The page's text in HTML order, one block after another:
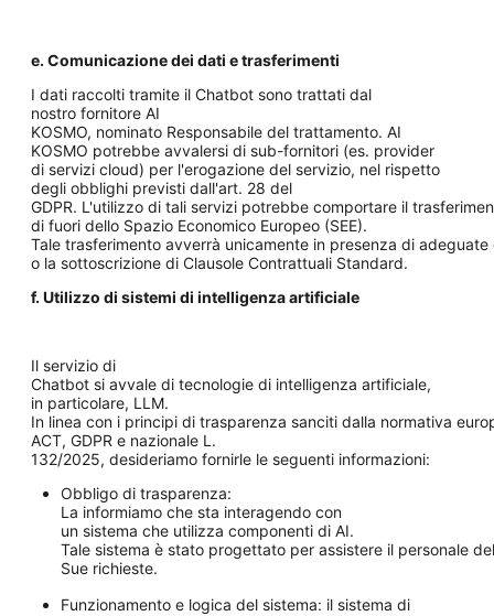
e. Comunicazione dei dati e trasferimenti
I dati raccolti tramite il Chatbot sono trattati dal
nostro fornitore AI
KOSMO, nominato Responsabile del trattamento. AI
KOSMO potrebbe avvalersi di sub-fornitori (es. provider
di servizi cloud) per l'erogazione del servizio, nel rispetto
degli obblighi previsti dall'art. 28 del
GDPR. L'utilizzo di tali servizi potrebbe comportare il
di fuori dello Spazio Economico Europeo (SEE).
Tale trasferimento avverrà unicamente in presenza di
o la sottoscrizione di Clausole Contrattuali Standard.
f. Utilizzo di sistemi di intelligenza artificiale
Il servizio di
Chatbot si avvale di tecnologie di intelligenza artificiale,
in particolare, LLM.
In linea con i principi di trasparenza sanciti dalla normativa
ACT, GDPR e nazionale L.
132/2025, desideriamo fornirle le seguenti informazioni:
Obbligo di trasparenza:
La informiamo che sta interagendo con
un sistema che utilizza componenti di AI.
Tale sistema è stato progettato per assistere il personale
Sue richieste.
Funzionamento e logica del sistema: il sistema di